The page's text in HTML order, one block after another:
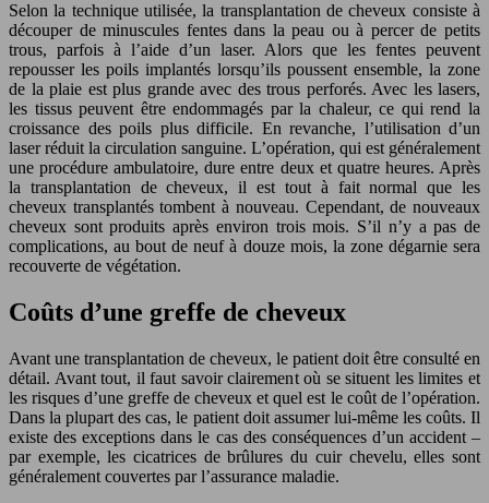
Selon la technique utilisée, la transplantation de cheveux consiste à
découper de minuscules fentes dans la peau ou à percer de petits
trous, parfois à l’aide d’un laser. Alors que les fentes peuvent
repousser les poils implantés lorsqu’ils poussent ensemble, la zone
de la plaie est plus grande avec des trous perforés. Avec les lasers,
les tissus peuvent être endommagés par la chaleur, ce qui rend la
croissance des poils plus difficile. En revanche, l’utilisation d’un
laser réduit la circulation sanguine. L’opération, qui est généralement
une procédure ambulatoire, dure entre deux et quatre heures. Après
la transplantation de cheveux, il est tout à fait normal que les
cheveux transplantés tombent à nouveau. Cependant, de nouveaux
cheveux sont produits après environ trois mois. S’il n’y a pas de
complications, au bout de neuf à douze mois, la zone dégarnie sera
recouverte de végétation.
Coûts d’une greffe de cheveux
Avant une transplantation de cheveux, le patient doit être consulté en
détail. Avant tout, il faut savoir clairement où se situent les limites et
les risques d’une greffe de cheveux et quel est le coût de l’opération.
Dans la plupart des cas, le patient doit assumer lui-même les coûts. Il
existe des exceptions dans le cas des conséquences d’un accident –
par exemple, les cicatrices de brûlures du cuir chevelu, elles sont
généralement couvertes par l’assurance maladie.